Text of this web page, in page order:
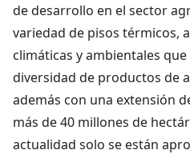
de desarrollo en el sector
variedad de pisos térmicos,
climáticas y ambientales
diversidad de productos de
además con una extensión
más de 40 millones de
actualidad solo se están